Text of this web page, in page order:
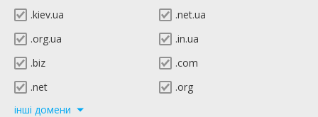
.kiev.ua
.net.ua
.org.ua
.in.ua
.biz
.com
.net
.org
інші домени